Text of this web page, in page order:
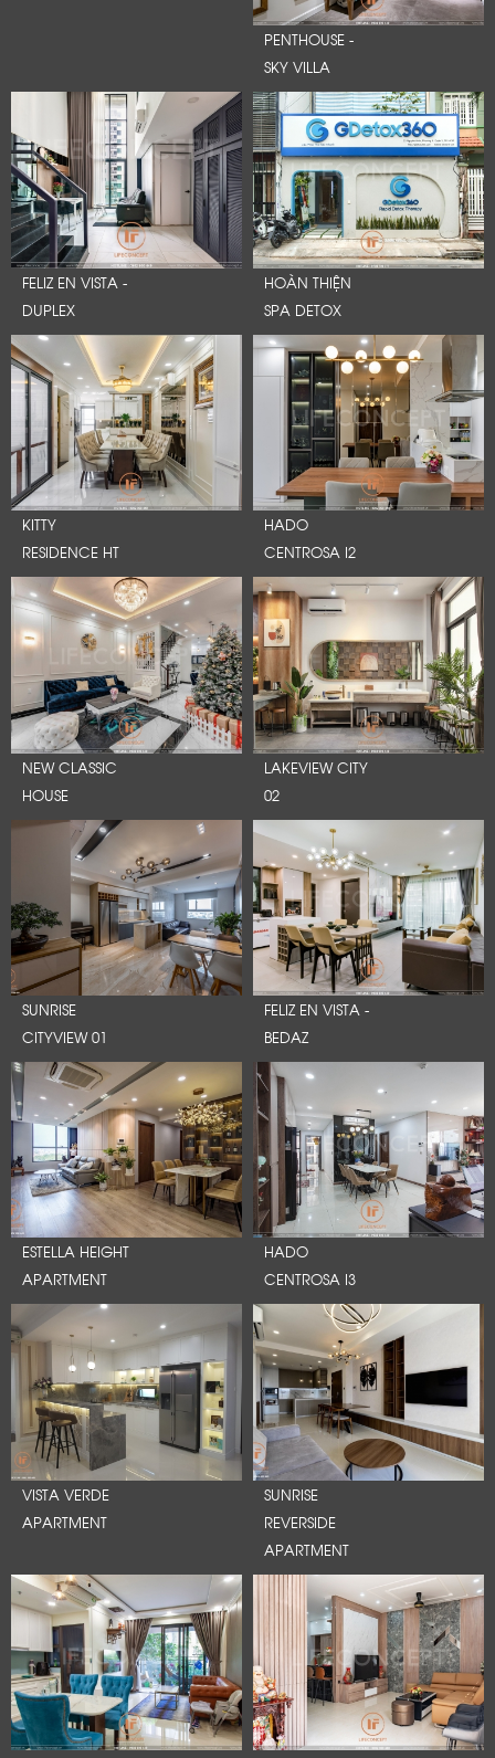
PENTHOUSE -
SKY VILLA
FELIZ EN VISTA -
DUPLEX
HOÀN THIỆN
SPA DETOX
KITTY
RESIDENCE HT
HADO
CENTROSA I2
NEW CLASSIC
HOUSE
LAKEVIEW CITY
02
SUNRISE
CITYVIEW 01
FELIZ EN VISTA -
BEDAZ
ESTELLA HEIGHT
APARTMENT
HADO
CENTROSA I3
VISTA VERDE
APARTMENT
SUNRISE
REVERSIDE
APARTMENT